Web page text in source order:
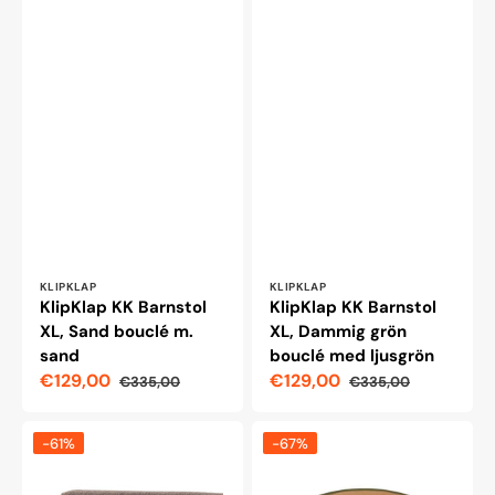
Leverantör:
KLIPKLAP
KlipKlap KK Barnstol
XL, Sand bouclé m.
sand
Reapris
€129,00
Ordinarie
€335,00
Leverantör:
KLIPKLAP
KlipKlap KK Barnstol
XL, Dammig grön
bouclé med ljusgrön
Reapris
€129,00
Ordinarie
€335,00
KlipKlap
KK-61%
KlipKlap
lekmatta,
-67%